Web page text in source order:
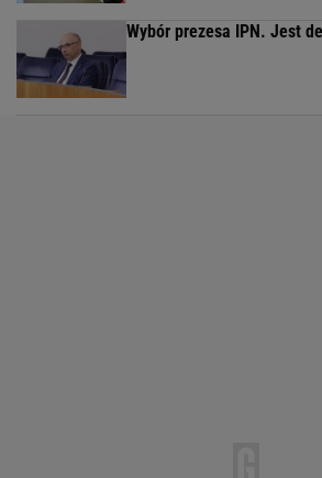
Wybór prezesa IPN. Jest